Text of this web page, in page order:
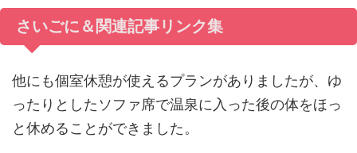
さいごに＆関連記事リンク集
他にも個室休憩が使えるプランがありましたが、ゆ
ったりとしたソファ席で温泉に入った後の体をほっ
と休めることができました。